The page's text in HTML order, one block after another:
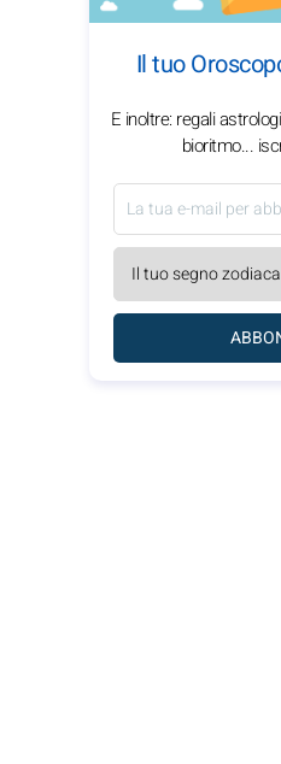
Il tuo
E inoltre: regali
bioritmo...